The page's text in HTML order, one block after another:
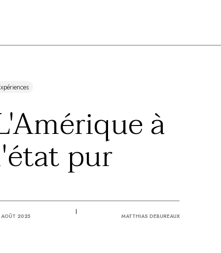
à
pur
2025 MATTHIAS DEBUREAUX